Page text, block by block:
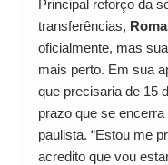
Principal reforço da
transferências,
oficialmente, mas
mais perto. Em sua
que precisaria de 15
prazo que se
paulista. “Estou me
acredito que vou